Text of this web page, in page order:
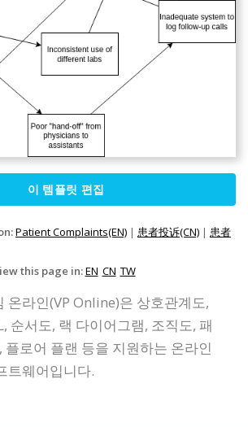
이 템플릿 편집
Patient Complaints(EN) | 患者投诉(CN) | 患者
this page in:EN CN TW
온라인(VP Online)은 상호관계도,
순서도, 랙 다이어그램, 조직도, 패
플로어 플랜 등을 지원하는 온라인
트웨어입니다.